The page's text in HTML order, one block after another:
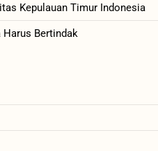
Kepulauan Timur Indonesia
Harus Bertindak